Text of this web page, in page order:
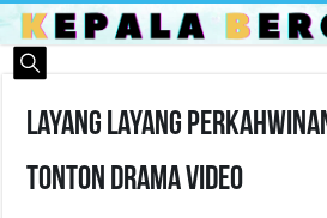
Layang Layang
Tonton Drama Video